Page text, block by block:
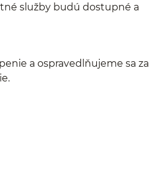
služby budú dostupné a
a ospravedlňujeme sa za